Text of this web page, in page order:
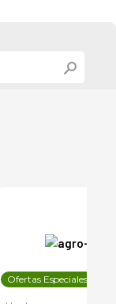
Ofertas Especiales